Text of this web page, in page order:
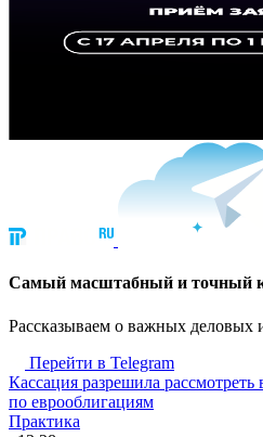
Cамый масштабный и точный
Рассказываем о важных деловых
Перейти в Telegram
Кассация разрешила
по еврооблигациям
Практика